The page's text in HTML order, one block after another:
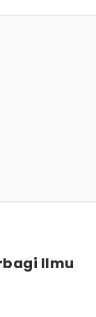
Ilmu